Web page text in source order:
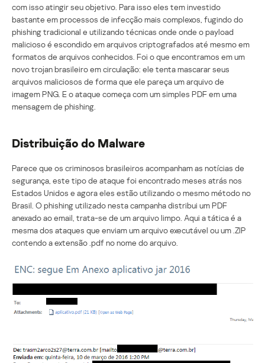
com isso atingir seu objetivo. Para isso eles tem investido
bastante em processos de infecção mais complexos, fugindo do
phishing tradicional e utilizando técnicas onde onde o payload
malicioso é escondido em arquivos criptografados até mesmo em
formatos de arquivos conhecidos. Foi o que encontramos em um
novo trojan brasileiro em circulação: ele tenta mascarar seus
arquivos maliciosos de forma que ele pareça um arquivo de
imagem PNG. E o ataque começa com um simples PDF em uma
mensagem de phishing.
Distribuição do Malware
Parece que os criminosos brasileiros acompanham as notícias de
segurança, este tipo de ataque foi encontrado meses atrás nos
Estados Unidos e agora eles estão utilizando o mesmo método no
Brasil. O phishing utilizado nesta campanha distribui um PDF
anexado ao email, trata-se de um arquivo limpo. Aqui a tática é a
mesma dos ataques que enviam um arquivo executável ou um .ZIP
contendo a extensão .pdf no nome do arquivo.